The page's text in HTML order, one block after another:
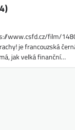
www.csfd.cz/film/
je francouzská
jak velká finanční…